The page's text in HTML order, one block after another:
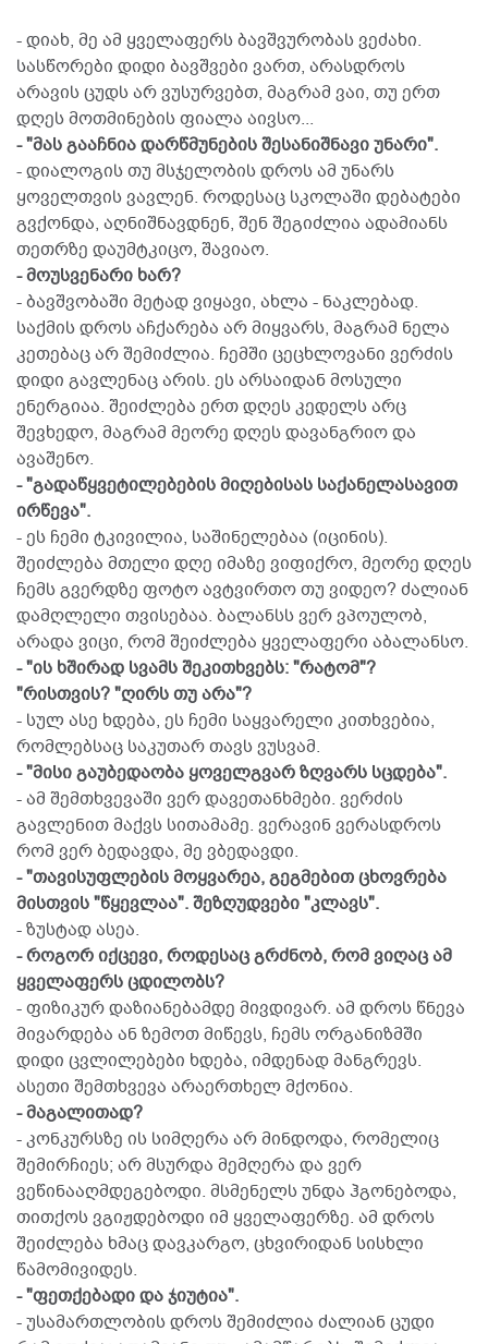
- დიახ, მე ამ ყველაფერს ბავშვურობას ვეძახი.
სასწორები დიდი ბავშვები ვართ, არასდროს
არავის ცუდს არ ვუსურვებთ, მაგრამ ვაი, თუ ერთ
დღეს მოთმინების ფიალა აივსო...
- "მას გააჩნია დარწმუნების შესანიშნავი უნარი".
- დიალოგის თუ მსჯელობის დროს ამ უნარს
ყოველთვის ვავლენ. როდესაც სკოლაში დებატები
გვქონდა, აღნიშნავდნენ, შენ შეგიძლია ადამიანს
თეთრზე დაუმტკიცო, შავიაო.
- მოუსვენარი ხარ?
- ბავშვობაში მეტად ვიყავი, ახლა - ნაკლებად.
საქმის დროს აჩქარება არ მიყვარს, მაგრამ ნელა
კეთებაც არ შემიძლია. ჩემში ცეცხლოვანი ვერძის
დიდი გავლენაც არის. ეს არსაიდან მოსული
ენერგიაა. შეიძლება ერთ დღეს კედელს არც
შევხედო, მაგრამ მეორე დღეს დავანგრიო და
ავაშენო.
- "გადაწყვეტილებების მიღებისას საქანელასავით
ირწევა".
- ეს ჩემი ტკივილია, საშინელებაა (იცინის).
შეიძლება მთელი დღე იმაზე ვიფიქრო, მეორე დღეს
ჩემს გვერდზე ფოტო ავტვირთო თუ ვიდეო? ძალიან
დამღლელი თვისებაა. ბალანსს ვერ ვპოულობ,
არადა ვიცი, რომ შეიძლება ყველაფერი აბალანსო.
- "ის ხშირად სვამს შეკითხვებს: "რატომ"?
"რისთვის? "ღირს თუ არა"?
- სულ ასე ხდება, ეს ჩემი საყვარელი კითხვებია,
რომლებსაც საკუთარ თავს ვუსვამ.
- "მისი გაუბედაობა ყოველგვარ ზღვარს სცდება".
- ამ შემთხვევაში ვერ დავეთანხმები. ვერძის
გავლენით მაქვს სითამამე. ვერავინ ვერასდროს
რომ ვერ ბედავდა, მე ვბედავდი.
- "თავისუფლების მოყვარეა, გეგმებით ცხოვრება
მისთვის "წყევლაა". შეზღუდვები "კლავს".
- ზუსტად ასეა.
- როგორ იქცევი, როდესაც გრძნობ, რომ ვიღაც ამ
ყველაფერს ცდილობს?
- ფიზიკურ დაზიანებამდე მივდივარ. ამ დროს წნევა
მივარდება ან ზემოთ მიწევს, ჩემს ორგანიზმში
დიდი ცვლილებები ხდება, იმდენად მანგრევს.
ასეთი შემთხვევა არაერთხელ მქონია.
- მაგალითად?
- კონკურსზე ის სიმღერა არ მინდოდა, რომელიც
შემირჩიეს; არ მსურდა მემღერა და ვერ
ვეწინააღმდეგებოდი. მსმენელს უნდა ჰგონებოდა,
თითქოს ვგიჟდებოდი იმ ყველაფერზე. ამ დროს
შეიძლება ხმაც დავკარგო, ცხვირიდან სისხლი
წამომივიდეს.
- "ფეთქებადი და ჯიუტია".
- უსამართლობის დროს შემიძლია ძალიან ცუდი